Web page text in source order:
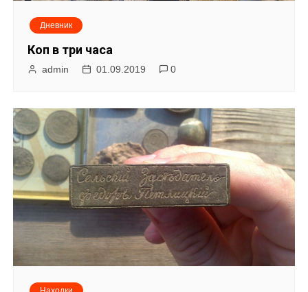
Дневник
Коп в три часа
admin 01.09.2019 0